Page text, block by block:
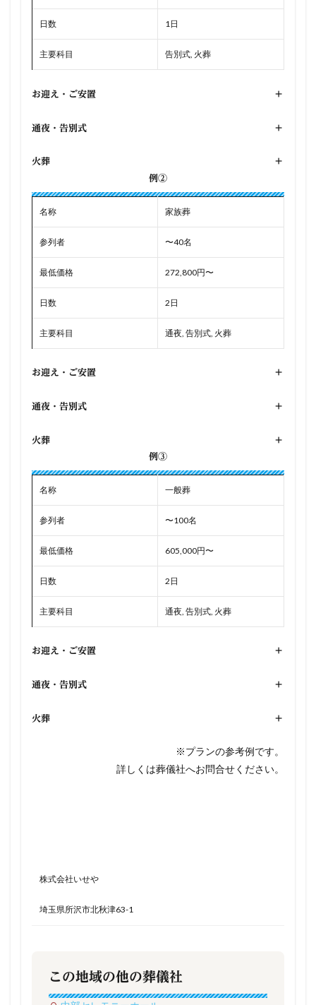
日数 1日
主要科目 告別式, 火葬
お迎え・ご安置 +
通夜・告別式 +
火葬
+
例②
名称 家族葬
参列者 〜40名
最低価格 272,800円〜
日数 2日
主要科目 通夜, 告別式, 火葬
お迎え・ご安置 +
通夜・告別式 +
火葬
+
例③
名称 一般葬
参列者 〜100名
最低価格 605,000円〜
日数 2日
主要科目 通夜, 告別式, 火葬
お迎え・ご安置 +
通夜・告別式 +
火葬 +
※プランの参考例です。
詳しくは葬儀社へお問合せください。
株式会社いせや
埼玉県所沢市北秋津63-1
この地域の他の葬儀社